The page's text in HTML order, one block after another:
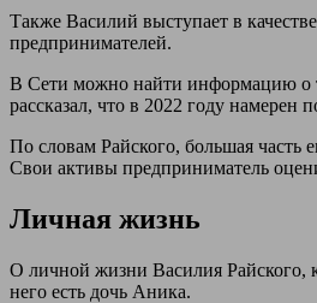
Также Василий выступает в
предпринимателей.
В Сети можно найти информацию о
рассказал, что в 2022 году намерен
По словам Райского, большая часть
Свои активы предприниматель
Личная жизнь
О личной жизни Василия Райского,
него есть дочь Аника.